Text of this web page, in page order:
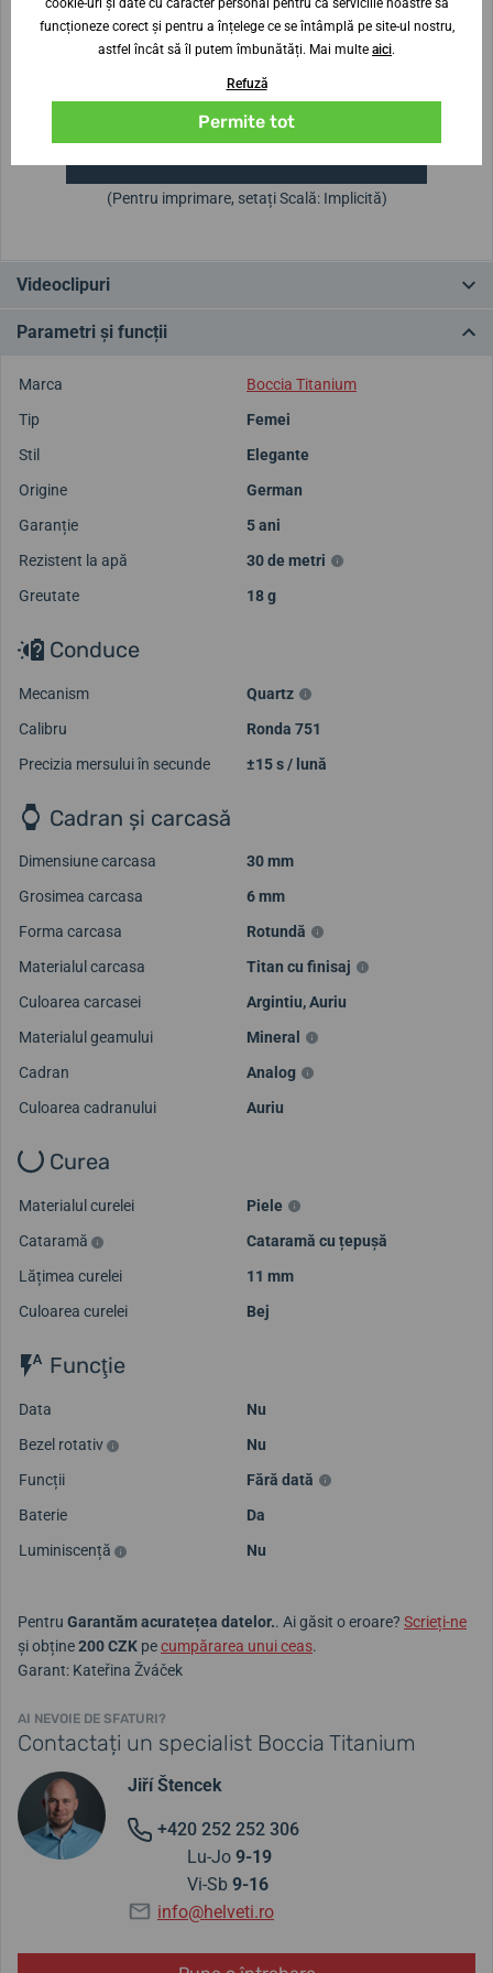
Înălțimea carcasei
6 mm
Diametrul carcasei
30 mm
Nu ești sigur de dimensiune?
(Pentru imprimare, setați Scală: Implicită)
Videoclipuri
Parametri și funcții
Marca
Boccia Titanium
Tip
Femei
Stil
Elegante
Origine
German
Garanție
5 ani
Rezistent la apă
30 de metri
Greutate
18 g
Conduce
Mecanism
Quartz
Calibru
Ronda 751
Precizia mersului în secunde
±15 s / lună
Cadran și carcasă
Dimensiune carcasa
30 mm
Grosimea carcasa
6 mm
Forma carcasa
Rotundă
Materialul carcasa
Titan cu finisaj
Culoarea carcasei
Argintiu,Auriu
Materialul geamului
Mineral
Cadran
Analog
Culoarea cadranului
Auriu
Curea
Materialul curelei
Piele
Cataramă
Cataramă cu țepușă
Lățimea curelei
11 mm
Culoarea curelei
Bej
Funcţie
Data
Nu
Bezel rotativ
Nu
Funcții
Fără dată
Baterie
Da
Luminiscență
Nu
Pentru Garantăm acuratețea datelor.. Ai găsit o eroare? Scrieți-ne
și obține200 CZK pecumpărarea unui ceas.
Garant: Kateřina Žváček
AI NEVOIE DE SFATURI?
Contactați un specialist Boccia Titanium
Jiří Štencek
+420 252 252 306
Lu-Jo 9-19
Vi-Sb 9-16
info@helveti.ro
funcționeze corect și pentru a înțelege ce se întâmplă pe site-ul nostru,
astfel încât să îl putem îmbunătăți. Mai multe aici.
Refuză
Permite tot